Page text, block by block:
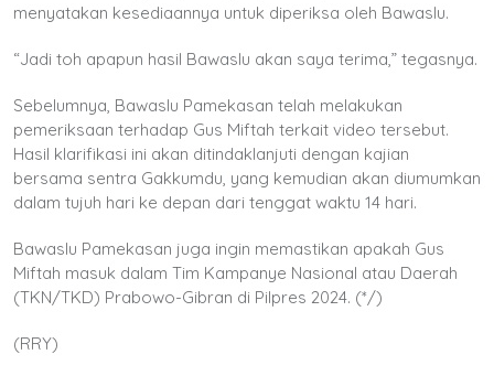
menyatakan kesediaannya untuk diperiksa oleh Bawaslu.
“Jadi toh apapun hasil Bawaslu akan saya terima,” tegasnya.
Sebelumnya, Bawaslu Pamekasan telah melakukan
pemeriksaan terhadap Gus Miftah terkait video tersebut.
Hasil klarifikasi ini akan ditindaklanjuti dengan kajian
bersama sentra Gakkumdu, yang kemudian akan diumumkan
dalam tujuh hari ke depan dari tenggat waktu 14 hari.
Bawaslu Pamekasan juga ingin memastikan apakah Gus
Miftah masuk dalam Tim Kampanye Nasional atau Daerah
(TKN/TKD) Prabowo-Gibran di Pilpres 2024. (*/)
(RRY)